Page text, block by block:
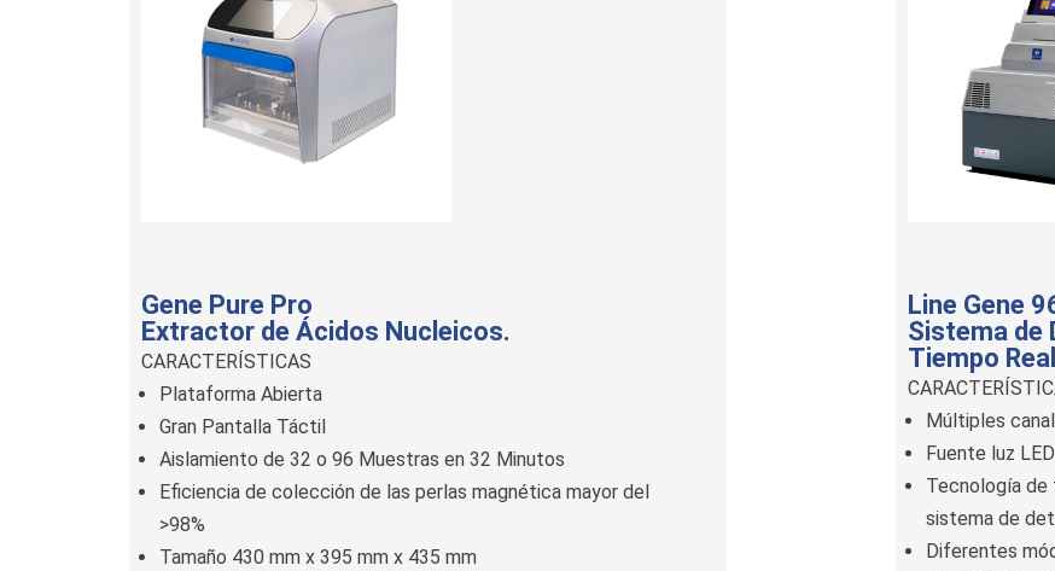
Gene Pure Pro
Extractor de Ácidos Nucleicos.
CARACTERÍSTICAS
Plataforma Abierta
Gran Pantalla Táctil
Aislamiento de 32 o 96 Muestras en 32 Minutos
Eficiencia de colección de las perlas magnética mayor del
>98%
Tamaño 430 mm x 395 mm x 435 mm
Line Gene
Sistema de
Tiempo
Múltiples
Fuente luz
Tecnología de
sistema de
Diferentes